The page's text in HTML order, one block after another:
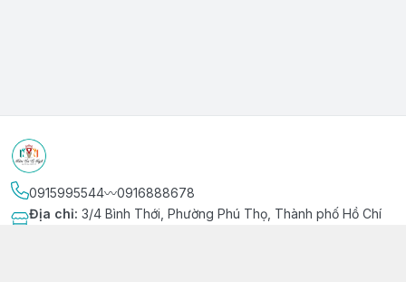
0915995544〰️0916888678
Địa chỉ: 3/4 Bình Thới, Phường Phú Thọ, Thành phố Hồ Chí